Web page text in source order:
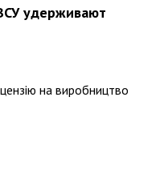
удерживают